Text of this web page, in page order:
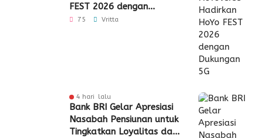
FEST 2026 dengan
Dukungan 5G
75 Vritta
4 hari lalu
Bank BRI Gelar Apresiasi
Nasabah Pensiunan untuk
Tingkatkan Loyalitas dan